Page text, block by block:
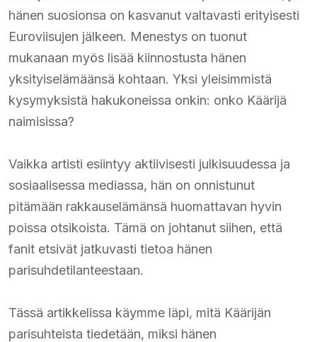
hänen suosionsa on kasvanut valtavasti erityisesti
Euroviisujen jälkeen. Menestys on tuonut
mukanaan myös lisää kiinnostusta hänen
yksityiselämäänsä kohtaan. Yksi yleisimmistä
kysymyksistä hakukoneissa onkin: onko Käärijä
naimisissa?
Vaikka artisti esiintyy aktiivisesti julkisuudessa ja
sosiaalisessa mediassa, hän on onnistunut
pitämään rakkauselämänsä huomattavan hyvin
poissa otsikoista. Tämä on johtanut siihen, että
fanit etsivät jatkuvasti tietoa hänen
parisuhdetilanteestaan.
Tässä artikkelissa käymme läpi, mitä Käärijän
parisuhteista tiedetään, miksi hänen